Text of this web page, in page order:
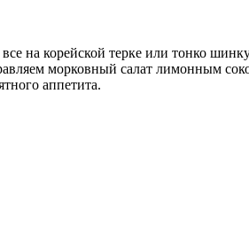
на корейской терке или тонко
морковный салат лимонным
аппетита.